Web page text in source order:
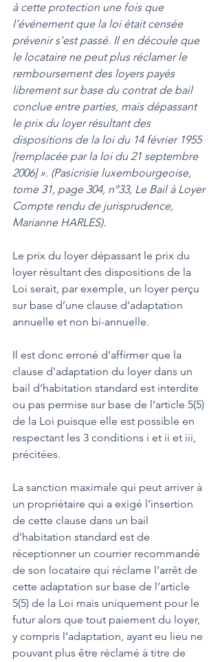
à cette protection une fois que
l’événement que la loi était censée
prévenir s’est passé. Il en découle que
le locataire ne peut plus réclamer le
remboursement des loyers payés
librement sur base du contrat de bail
conclue entre parties, mais dépassant
le prix du loyer résultant des
dispositions de la loi du 14 février 1955
[remplacée par la loi du 21 septembre
2006] ». (Pasicrisie luxembourgeoise,
tome 31, page 304, n°33, Le Bail à Loyer
Compte rendu de jurisprudence,
Marianne HARLES).
Le prix du loyer dépassant le prix du
loyer résultant des dispositions de la
Loi serait, par exemple, un loyer perçu
sur base d’une clause d’adaptation
annuelle et non bi-annuelle.
Il est donc erroné d’affirmer que la
clause d’adaptation du loyer dans un
bail d’habitation standard est interdite
ou pas permise sur base de l’article 5(5)
de la Loi puisque elle est possible en
respectant les 3 conditions i et ii et iii,
précitées.
La sanction maximale qui peut arriver à
un propriétaire qui a exigé l’insertion
de cette clause dans un bail
d’habitation standard est de
réceptionner un courrier recommandé
de son locataire qui réclame l’arrêt de
cette adaptation sur base de l’article
5(5) de la Loi mais uniquement pour le
futur alors que tout paiement du loyer,
y compris l’adaptation, ayant eu lieu ne
pouvant plus être réclamé à titre de